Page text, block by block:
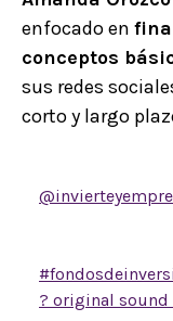
enfocado en
conceptos
sus redes
corto y largo
? original sound